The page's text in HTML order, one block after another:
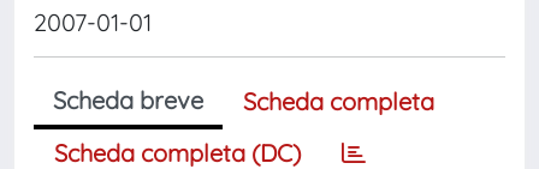
2007-01-01
Scheda breve
Scheda completa
Scheda completa (DC)